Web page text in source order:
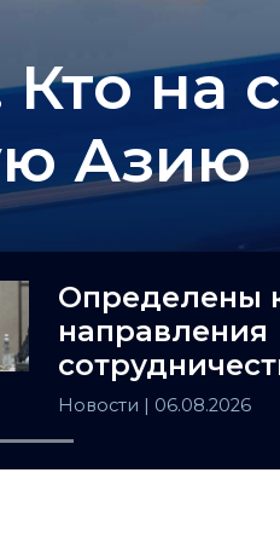
на
Азию
Определены
направления
и Ташкента
Новости | 06.08.2026